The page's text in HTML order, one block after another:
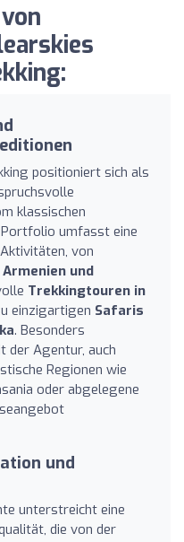
positioniert sich als
klassischen
umfasst eine
von
und
Trekkingtouren in
einzigartigen Safaris
. Besonders
der Agentur, auch
Regionen wie
oder abgelegene
und
unterstreicht eine
die von der